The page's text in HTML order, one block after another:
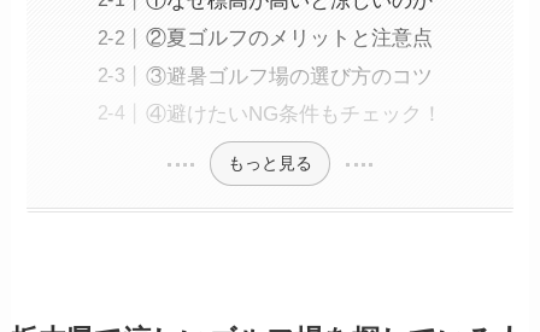
②夏ゴルフのメリットと注意点
③避暑ゴルフ場の選び方のコツ
④避けたいNG条件もチェック！
もっと見る